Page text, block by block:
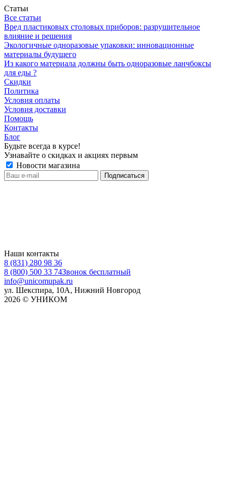
Статьи
Все статьи
Вред пластиковых столовых приборов: разрушительное
влияние и решения
Экологичные одноразовые упаковки: инновационные
материалы будущего
Из какого материала должны быть одноразовые ланчбоксы
для еды ?
Скидки
Политика
Условия оплаты
Условия доставки
Помощь
Контакты
Блог
Будьте всегда в курсе!
Узнавайте о скидках и акциях первым
Новости магазина
Наши контакты
8 (831) 280 98 36
8 (800) 500 33 74Звонок бесплатный
info@unicomupak.ru
ул. Шекспира, 10А, Нижний Новгород
2026 © УНИКОМ